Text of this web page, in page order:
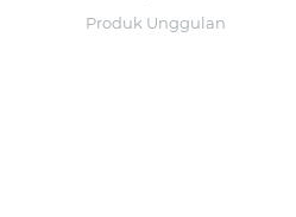
Produk Unggulan